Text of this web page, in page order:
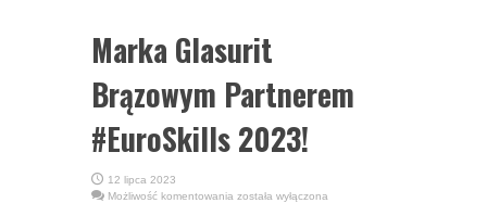
Marka Glasurit
Brązowym Partnerem
#EuroSkills 2023!
12 lipca 2023
Możliwość komentowania Marka
została wyłączona